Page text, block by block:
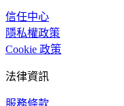
信任中心
隱私權政策
Cookie 政策
法律資訊
服務條款